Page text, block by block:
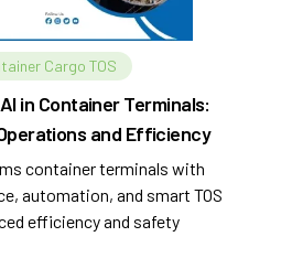
Cargo TOS
in Container Terminals:
and Efficiency
container terminals with
automation, and smart TOS
efficiency and safety.